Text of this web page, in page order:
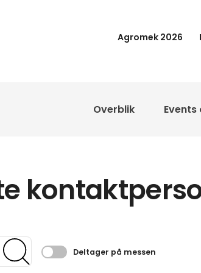
Agromek 2026
Overblik
Søg
Filtrer resultater
Deltager på messen